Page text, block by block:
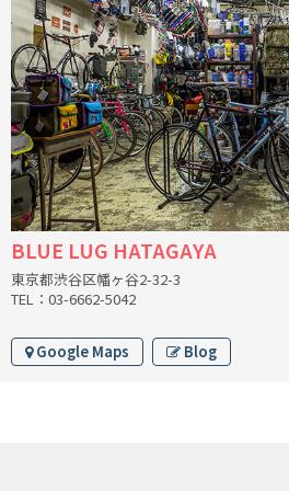
BLUE LUG HATAGAYA
東京都渋谷区幡ヶ谷2-32-3
TEL：03-6662-5042
Google Maps Blog
RON'S BIKES
ROSKO
SALSA CYCLES
SINGULAR
SOMA Fabrications
SPEEDVAGEN